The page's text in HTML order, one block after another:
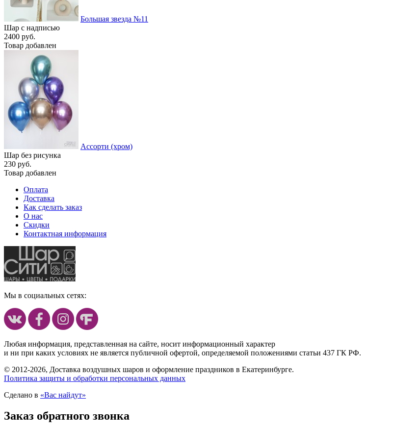
Большая звезда №11
Шар с надписью
2400 руб.
Товар добавлен
Ассорти (хром)
Шар без рисунка
230 руб.
Товар добавлен
Оплата
Доставка
Как сделать заказ
О нас
Скидки
Контактная информация
Мы в социальных сетях:
Любая информация, представленная на сайте, носит информационный характер
и ни при каких условиях не является публичной офертой, определяемой положениями статьи 437 ГК РФ.
© 2012-2026, Доставка воздушных шаров и оформление праздников в Екатеринбурге.
Политика защиты и обработки персональных данных
Сделано в «Вас найдут»
Заказ обратного звонка